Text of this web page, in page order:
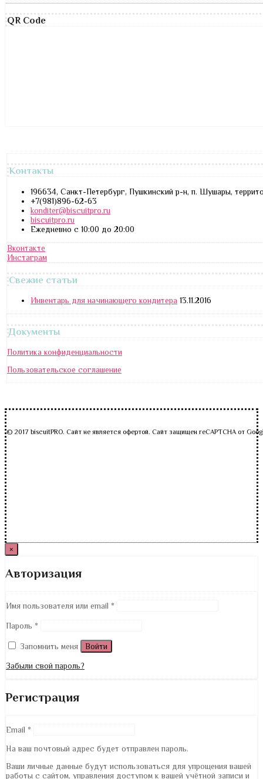
QR Code
Контакты
196634, Санкт-Петербург, Пушкинский р-н, п. Шушары,
+7(981)896-62-63
konditer@biscuitpro.ru
biscuitpro.ru
Ежедневно с 10:00 до 20:00
Вконтакте
Инстаграм
Свежие статьи
Инвентарь для начинающего кондитера 13.11.2016
Документы
Политика конфиденциальности
Пользовательское соглашение
© 2017 biscuitPRO. Сайт не является офертой. Сайт защищен reCAPTCHA от
×
Авторизация
Имя пользователя или email *
Пароль *
Запомнить меня Войти
Забыли свой пароль?
Регистрация
Email *
На ваш почтовый адрес будет отправлен пароль.
Ваши личные данные будут использоваться для упрощения вашей
работы с сайтом, управления доступом к вашей учётной записи и